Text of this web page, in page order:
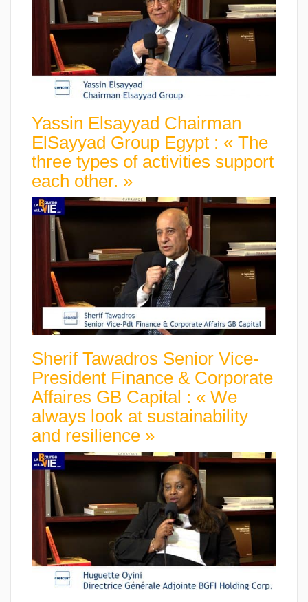
Yassin Elsayyad Chairman
ElSayyad Group Egypt : « The
three types of activities support
each other. »
Sherif Tawadros Senior Vice-
President Finance & Corporate
Affaires GB Capital : « We
always look at sustainability
and resilience »